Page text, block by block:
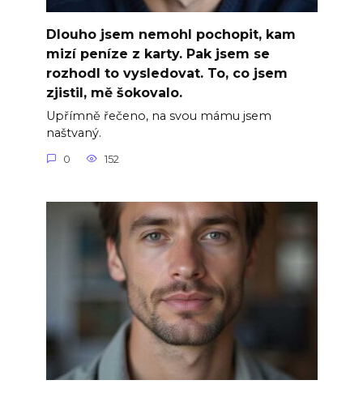
Dlouho jsem nemohl pochopit, kam
mizí peníze z karty. Pak jsem se
rozhodl to vysledovat. To, co jsem
zjistil, mě šokovalo.
Upřímně řečeno, na svou mámu jsem
naštvaný.
0 152